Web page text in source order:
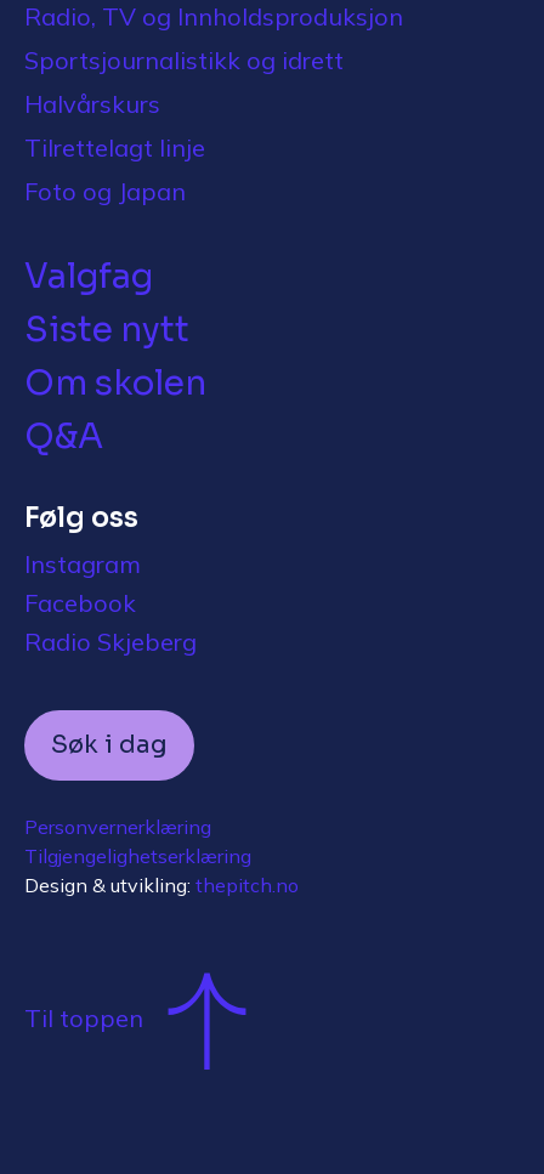
Radio, TV og Innholdsproduksjon
Sportsjournalistikk og idrett
Halvårskurs
Tilrettelagt linje
Foto og Japan
Valgfag
Siste nytt
Om skolen
Q&A
Følg oss
Instagram
Facebook
Radio Skjeberg
Søk i dag
Personvernerklæring
Tilgjengelighetserklæring
Design & utvikling: thepitch.no
Til toppen